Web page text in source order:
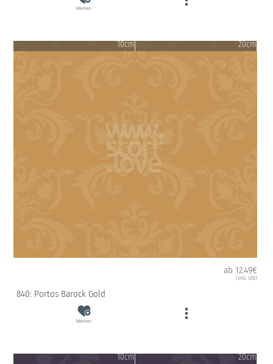
Merken
10cm 20cm
ab 12.49€
(inkl. USt)
840: Portos Barock Gold
Merken
10cm 20cm